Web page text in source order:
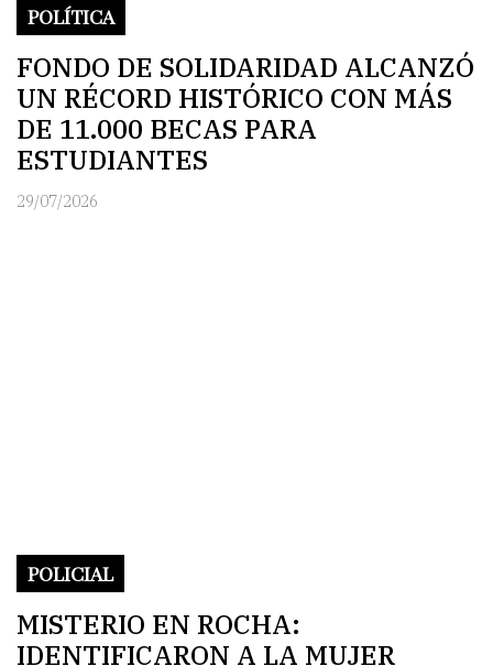
POLÍTICA
FONDO DE SOLIDARIDAD ALCANZÓ
UN RÉCORD HISTÓRICO CON MÁS
DE 11.000 BECAS PARA
ESTUDIANTES
29/07/2026
POLICIAL
MISTERIO EN ROCHA:
IDENTIFICARON A LA MUJER